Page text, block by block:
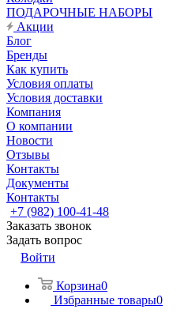
ПОДАРОЧНЫЕ НАБОРЫ
Акции
Блог
Бренды
Как купить
Условия оплаты
Условия доставки
Компания
О компании
Новости
Отзывы
Контакты
Документы
Контакты
+7 (982) 100-41-48
Заказать звонок
Задать вопрос
Войти
Корзина0
Избранные товары0